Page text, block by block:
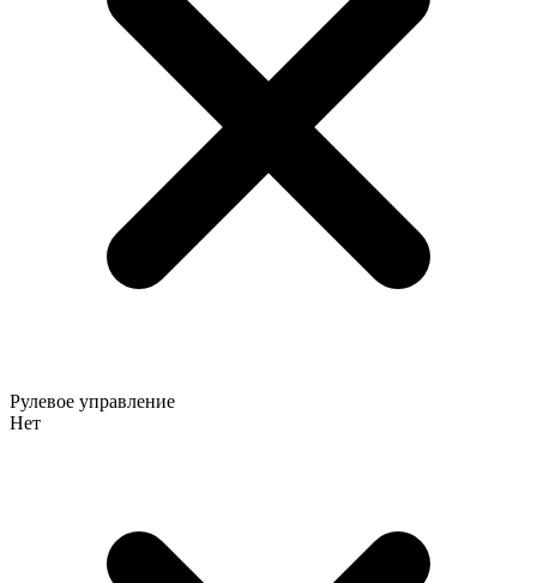
Рулевое управление
Нет